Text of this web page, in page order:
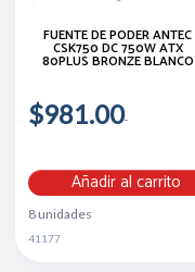
FUENTE DE PODER ANTEC
CSK750 DC 750W ATX
80PLUS BRONZE BLANCO
$981.00
Añadir al carrito
8 unidades
41177